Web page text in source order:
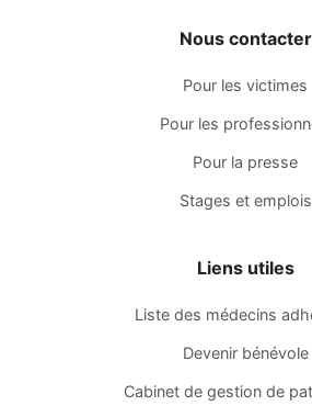
Nous contacter
Pour les victimes
Pour les
Pour la presse
Stages et emplois
Liens utiles
Liste des médecins
Devenir bénévole
Cabinet de gestion de